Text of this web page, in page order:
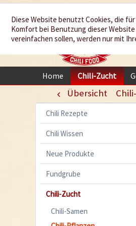
Home Chili-Zucht
Übersicht
Chili Rezepte
Chili Wissen
Neue Produkte
Fundgrube
Chili-Zucht
Chili-Samen
Diese Website benutzt Cookies, die
Komfort bei Benutzung dieser
vereinfachen sollen, werden nur mit